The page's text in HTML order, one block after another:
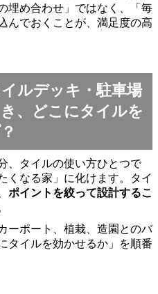
埋め合わせ」ではなく、「毎
んでおくことが、満足度の高
ルデッキ・駐車場
、どこにタイルを
、タイルの使い方ひとつで
くなる家」に化けます。タイ
ポイントを絞って設計するこ
ーポート、植栽、造園とのバ
タイルを効かせるか」を順番